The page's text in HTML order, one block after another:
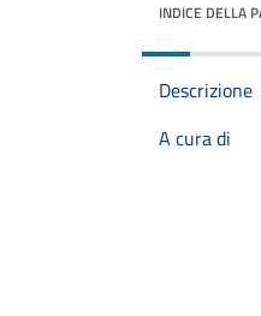
INDICE DELLA
Descrizione
A cura di